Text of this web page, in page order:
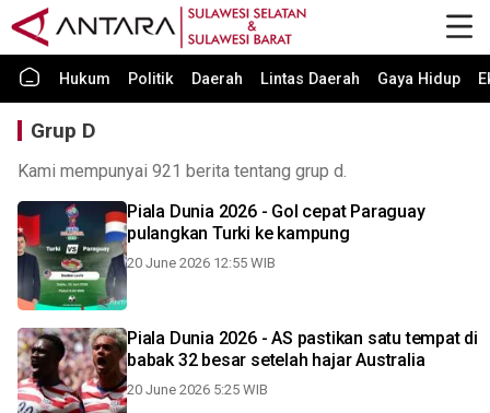
Hukum Politik Daerah Lintas Daerah Gaya Hidup
Grup D
Kami mempunyai 921 berita tentang grup d.
Piala Dunia 2026 - Gol cepat Paraguay
pulangkan Turki ke kampung
20 June 2026 12:55 WIB
Piala Dunia 2026 - AS pastikan satu tempat di
babak 32 besar setelah hajar Australia
20 June 2026 5:25 WIB